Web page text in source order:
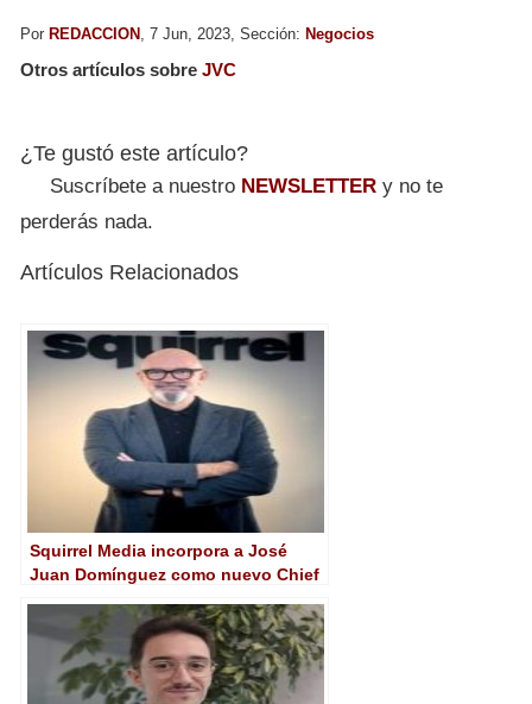
Por REDACCION , 7 Jun, 2023, Sección: Negocios
Otros artículos sobre JVC
¿Te gustó este artículo?
Suscríbete a nuestro NEWSLETTER y no te
perderás nada.
Artículos Relacionados
Squirrel Media incorpora a José
Juan Domínguez como nuevo Chief